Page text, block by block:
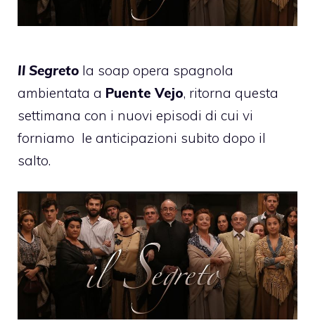
Il Segreto la soap opera spagnola
ambientata a Puente Vejo, ritorna questa
settimana con i nuovi episodi di cui vi
forniamo le anticipazioni subito dopo il
salto.